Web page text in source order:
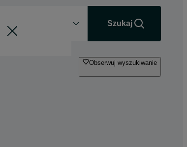
Szukaj
Obserwuj wyszukiwanie